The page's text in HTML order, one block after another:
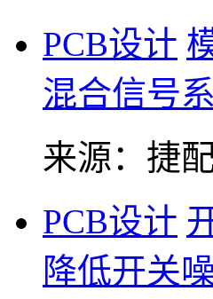
PCB设计
混合信号
来源：捷
PCB设计
降低开关